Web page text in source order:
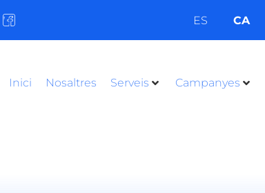
ES CA
Inici Nosaltres Serveis Campanyes